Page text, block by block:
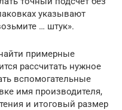
указывают
… штук».
примерные
рассчитать нужное
вспомогательные
имя производителя,
и итоговый размер